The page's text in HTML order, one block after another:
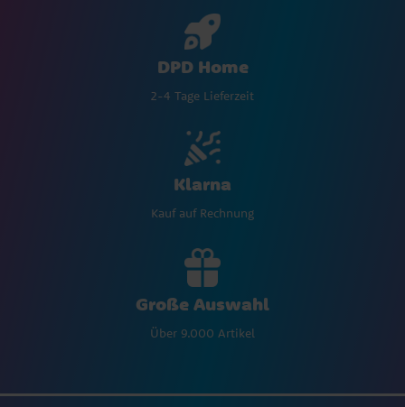
DPD Home
2-4 Tage Lieferzeit
Klarna
Kauf auf Rechnung
Große Auswahl
Über 9.000 Artikel